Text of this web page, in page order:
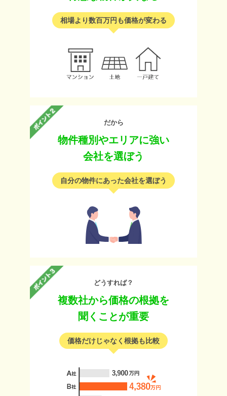
相場より数百万円も価格が変わる
だから
物件種別やエリアに強い
会社を選ぼう
自分の物件にあった会社を選ぼう
どうすれば？
複数社から価格の根拠を
聞くことが重要
価格だけじゃなく根拠も比較